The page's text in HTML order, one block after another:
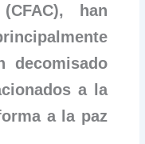
(CFAC), han
decomisado
a la
a la paz